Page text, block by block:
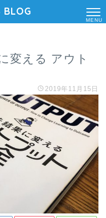
BLOG
変える アウト
2019年11月15日